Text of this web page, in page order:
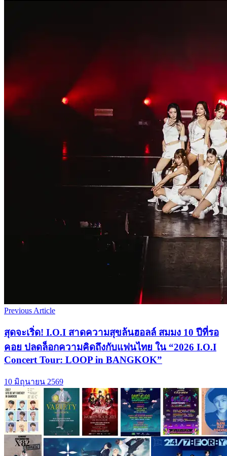
Previous Article
สุดจะเริ่ด! I.O.I สาดความสุขล้นฮอลล์ สมมง 10 ปีที่รอ
คอย ปลดล็อกความคิดถึงกับแฟนไทย ใน “2026 I.O.I
Concert Tour: LOOP in BANGKOK”
10 มิถุนายน 2569